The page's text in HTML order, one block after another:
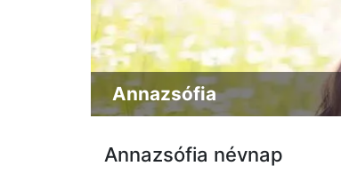
Annazsófia
Annazsófia névnap